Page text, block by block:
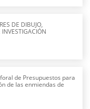
DE DIBUJO,
INVESTIGACIÓN
de Presupuestos para
de las enmiendas de